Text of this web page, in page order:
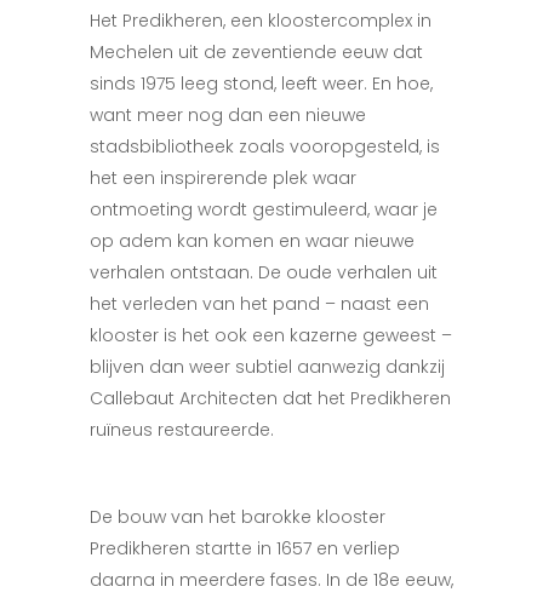
Het Predikheren, een kloostercomplex in
Mechelen uit de zeventiende eeuw dat
sinds 1975 leeg stond, leeft weer. En hoe,
want meer nog dan een nieuwe
stadsbibliotheek zoals vooropgesteld, is
het een inspirerende plek waar
ontmoeting wordt gestimuleerd, waar je
op adem kan komen en waar nieuwe
verhalen ontstaan. De oude verhalen uit
het verleden van het pand – naast een
klooster is het ook een kazerne geweest –
blijven dan weer subtiel aanwezig dankzij
Callebaut Architecten dat het Predikheren
ruïneus restaureerde.
De bouw van het barokke klooster
Predikheren startte in 1657 en verliep
daarna in meerdere fases. In de 18e eeuw,